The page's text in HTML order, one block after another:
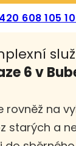
608 105
6 v
rovněž na
starých a